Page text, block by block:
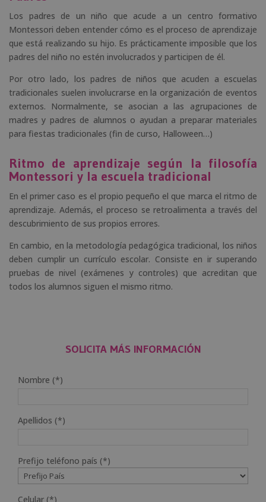
Los padres de un niño que acude a un centro formativo
Montessori deben entender cómo es el proceso de aprendizaje
que está realizando su hijo. Es prácticamente imposible que los
padres del niño no estén involucrados y participen de él.
Por otro lado, los padres de niños que acuden a escuelas
tradicionales suelen involucrarse en la organización de eventos
externos. Normalmente, se asocian a las agrupaciones de
madres y padres de alumnos o ayudan a preparar materiales
para fiestas tradicionales (fin de curso, Halloween…)
Ritmo de aprendizaje según la filosofía
Montessori y la escuela tradicional
En el primer caso es el propio pequeño el que marca el ritmo de
aprendizaje. Además, el proceso se retroalimenta a través del
descubrimiento de sus propios errores.
En cambio, en la metodología pedagógica tradicional, los niños
deben cumplir un currículo escolar. Consiste en ir superando
pruebas de nivel (exámenes y controles) que acreditan que
todos los alumnos siguen el mismo ritmo.
SOLICITA MÁS INFORMACIÓN
Nombre (*)
Apellidos (*)
Prefijo teléfono país (*)
Celular (*)